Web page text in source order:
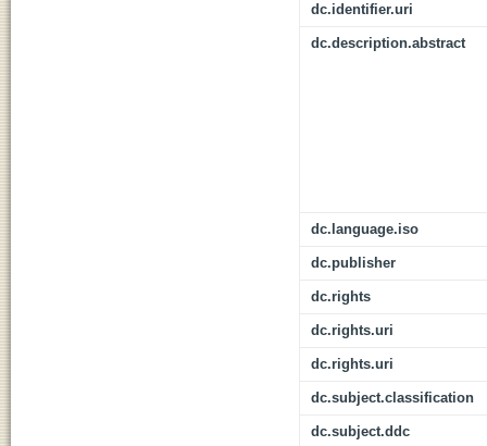
dc.identifier.uri
dc.description.abstract
dc.language.iso
dc.publisher
dc.rights
dc.rights.uri
dc.rights.uri
dc.subject.classification
dc.subject.ddc